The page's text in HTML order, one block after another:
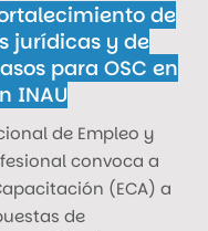
de
jurídicas y de
para OSC en
INAU
de Empleo y
convoca a
(ECA) a
de